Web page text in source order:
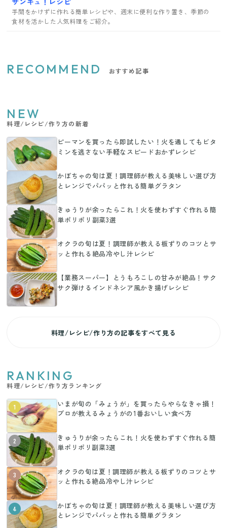
手間をかけずに作れる簡単レシピや、週末に便利な作り置き、季節の
食材を活かした人気料理をご紹介。
RECOMMEND おすすめ記事
NEW
料理/レシピ/作り方の新着
ピーマンを買ったら即試したい！火を通してもビタ
ミンを逃さない手軽なスピードおかずレシピ
かぼちゃの旬は夏！調理師が教える美味しい選び方
とレンジでパパッと作れる簡単グラタン
きゅうりが余ったらこれ！火を使わずすぐ作れる簡
単ポリポリ副菜3選
オクラの旬は夏！調理師が教える板ずりのコツとサ
ッと作れる絶品冷やし汁レシピ
【業務スーパー】とうもろこしの甘みが絶品！サク
サク弾けるインドネシア風かき揚げレシピ
料理/レシピ/作り方の記事をすべて見る
RANKING
料理/レシピ/作り方ランキング
1
いまが旬の「みょうが」を買ったらやらなきゃ損！
プロが教えるみょうがの1番おいしい食べ方
2
きゅうりが余ったらこれ！火を使わずすぐ作れる簡
単ポリポリ副菜3選
3
オクラの旬は夏！調理師が教える板ずりのコツとサ
ッと作れる絶品冷やし汁レシピ
4
かぼちゃの旬は夏！調理師が教える美味しい選び方
とレンジでパパッと作れる簡単グラタン